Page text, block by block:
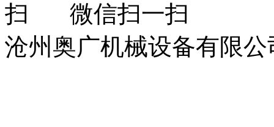
微信扫一扫
沧州奥广机械设备有限公